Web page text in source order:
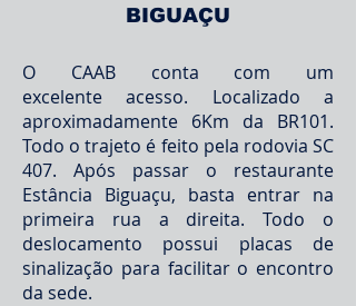
BIGUAÇU
O CAAB conta com um
excelente acesso. Localizado a
aproximadamente 6Km da BR101.
Todo o trajeto é feito pela rodovia SC
407. Após passar o restaurante
Estância Biguaçu, basta entrar na
primeira rua a direita. Todo o
deslocamento possui placas de
sinalização para facilitar o encontro
da sede.